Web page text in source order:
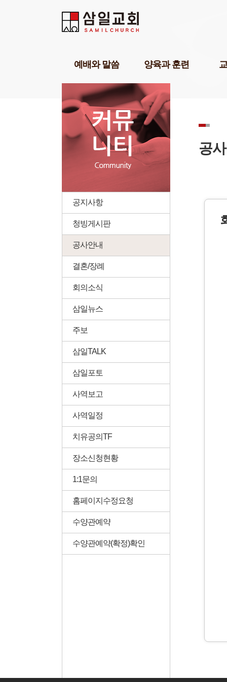
예배와 말씀
담임목사설교
강해설교
부교역자설교
온라인예배
초청강사설교
성례
양육과 훈련
삼일기도학교
303비전암송학교
묵상학교
삼일아카데미
위플러스가정예배
교회
삼일
삼일
공지사항
청빙게시판
공사안내
결혼/장례
회의소식
삼일뉴스
주보
삼일TALK
삼일포토
사역보고
사역일정
치유공의TF
장소신청현황
1:1문의
홈페이지수정요청
수양관예약
수양관예약(확정)확인
공